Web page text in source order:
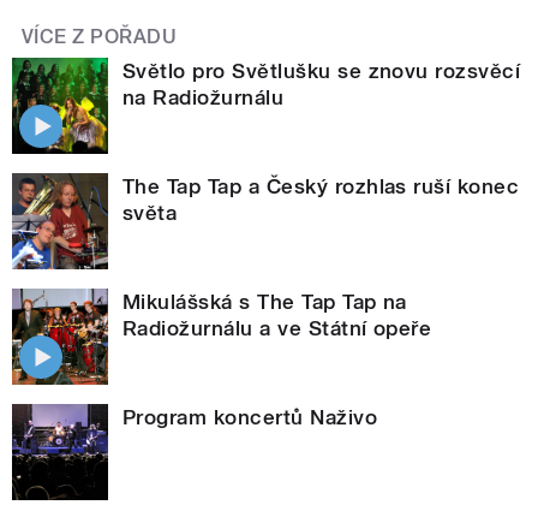
VÍCE Z POŘADU
Světlo pro Světlušku se znovu rozsvěcí
na Radiožurnálu
The Tap Tap a Český rozhlas ruší konec
světa
Mikulášská s The Tap Tap na
Radiožurnálu a ve Státní opeře
Program koncertů Naživo